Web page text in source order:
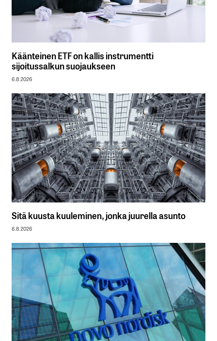
Käänteinen ETF on kallis instrumentti
sijoitussalkun suojaukseen
6.8.2026
Sitä kuusta kuuleminen, jonka juurella asunto
6.8.2026